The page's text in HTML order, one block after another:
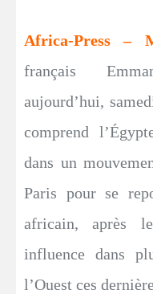
Africa-Press –
français
aujourd’hui,
comprend
dans un
Paris pour se
africain, après
influence dans
l’Ouest ces